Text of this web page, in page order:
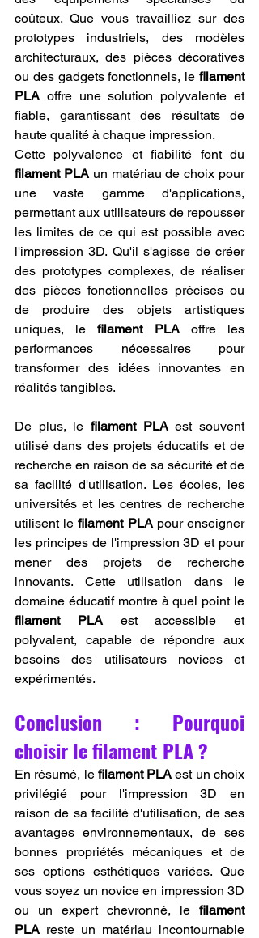
coûteux. Que vous travailliez sur des
prototypes industriels, des modèles
architecturaux, des pièces décoratives
ou des gadgets fonctionnels, le filament
PLA offre une solution polyvalente et
fiable, garantissant des résultats de
haute qualité à chaque impression.
filament PLA un matériau de choix pour
une vaste gamme d'applications,
permettant aux utilisateurs de repousser
les limites de ce qui est possible avec
l'impression 3D. Qu'il s'agisse de créer
des prototypes complexes, de réaliser
des pièces fonctionnelles précises ou
de produire des objets artistiques
uniques, le filament PLA offre les
performances nécessaires pour
transformer des idées innovantes en
réalités tangibles.
De plus, le filament PLA est souvent
utilisé dans des projets éducatifs et de
recherche en raison de sa sécurité et de
sa facilité d'utilisation. Les écoles, les
universités et les centres de recherche
utilisent le filament PLA pour enseigner
les principes de l'impression 3D et pour
mener des projets de recherche
innovants. Cette utilisation dans le
filament PLA est accessible et
polyvalent, capable de répondre aux
besoins des utilisateurs novices et
expérimentés.
Conclusion : Pourquoi
choisir le filament PLA ?
En résumé, le filament PLA est un choix
privilégié pour l'impression 3D en
raison de sa facilité d'utilisation, de ses
avantages environnementaux, de ses
bonnes propriétés mécaniques et de
ses options esthétiques variées. Que
vous soyez un novice en impression 3D
ou un expert chevronné, le filament
PLA reste un matériau incontournable